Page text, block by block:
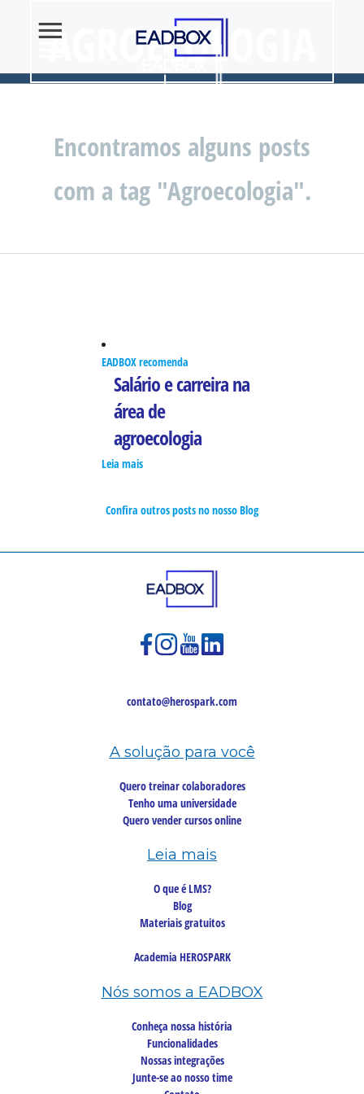
AGROECOLOGIA
Encontramos alguns posts
com a tag "Agroecologia".
EADBOX recomenda
Salário e carreira na
área de
agroecologia
Leia mais
Confira outros posts no nosso Blog
contato@herospark.com
A solução para você
Quero treinar colaboradores
Tenho uma universidade
Quero vender cursos online
Leia mais
O que é LMS?
Blog
Materiais gratuitos
Academia HEROSPARK
Nós somos a EADBOX
Conheça nossa história
Funcionalidades
Nossas integrações
Junte-se ao nosso time